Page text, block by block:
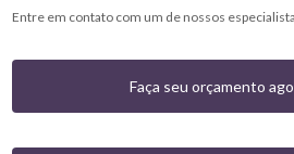
Entre em contato com um de nossos
Faça seu orçamento